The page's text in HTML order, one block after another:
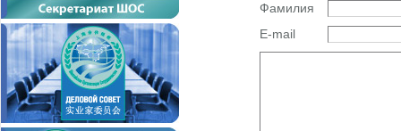
Фамилия
E-mail